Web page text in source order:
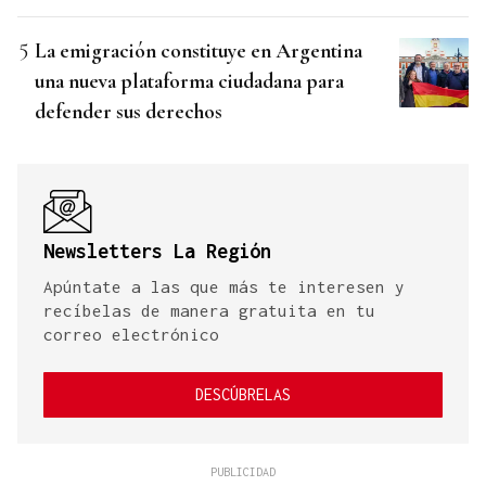
La emigración constituye en Argentina
una nueva plataforma ciudadana para
defender sus derechos
Newsletters La Región
Apúntate a las que más te interesen y
recíbelas de manera gratuita en tu
correo electrónico
DESCÚBRELAS